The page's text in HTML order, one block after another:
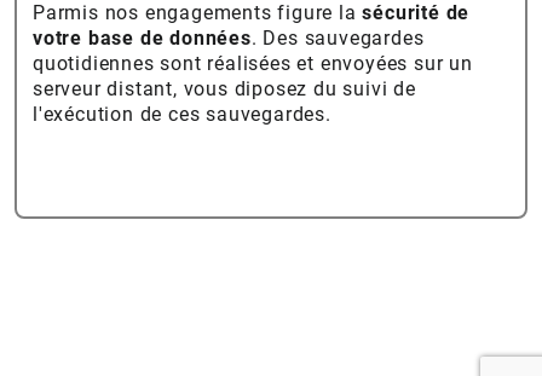
Parmis nos engagements figure lasécurité de
votre base de données. Des sauvegardes
quotidiennes sont réalisées et envoyées sur un
serveur distant, vous diposez du suivi de
l'exécution de ces sauvegardes.